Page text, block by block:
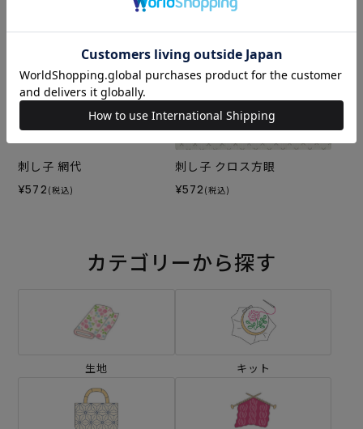
刺し子 網代
¥572 (税込)
刺し子 クロス方眼
¥572 (税込)
カテゴリーから探す
生地 キット